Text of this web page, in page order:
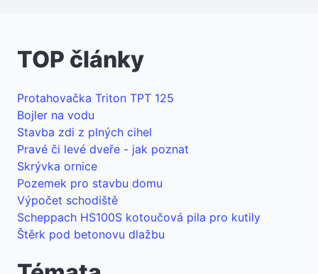
TOP články
Protahovačka Triton TPT 125
Bojler na vodu
Stavba zdi z plných cihel
Pravé či levé dveře - jak poznat
Skrývka ornice
Pozemek pro stavbu domu
Výpočet schodiště
Scheppach HS100S kotoučová pila pro kutily
Štěrk pod betonovu dlažbu